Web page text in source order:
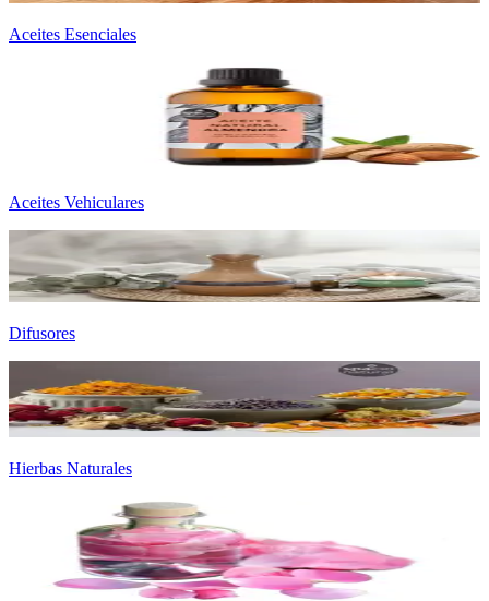
Aceites Esenciales
Aceites Vehiculares
Difusores
Hierbas Naturales